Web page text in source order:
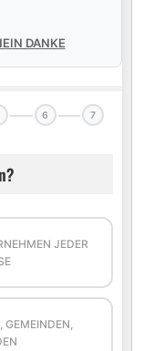
DANKE
6 7
JEDER
GEMEINDEN,